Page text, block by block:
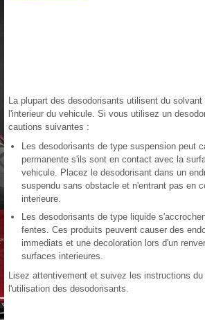
La plupart des desodorisants utilisent du
l'interieur du vehicule. Si vous utilisez un
cautions suivantes :
Les desodorisants de type suspension peut
permanente s'ils sont en contact avec la
vehicule. Placez le desodorisant dans un
suspendu sans obstacle et n'entrant pas en
interieure.
Les desodorisants de type liquide
fentes. Ces produits peuvent causer des
immediats et une decoloration lors d'un
surfaces interieures.
Lisez attentivement et suivez les instructions
l'utilisation des desodorisants.